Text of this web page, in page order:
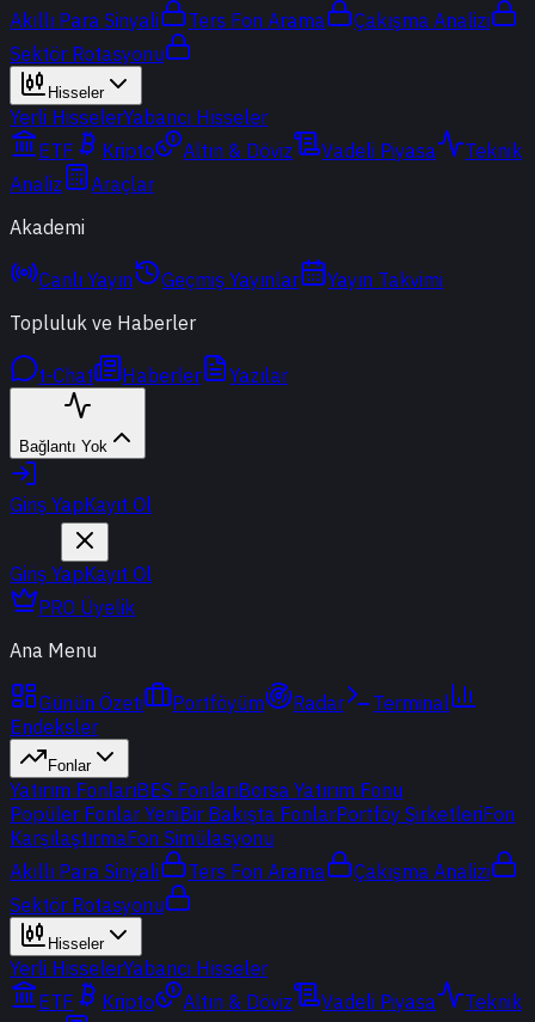
Akıllı Para Sinyali
Ters Fon Arama
Çakışma Analizi
Sektör Rotasyonu
Hisseler
Yerli HisselerYabancı Hisseler
ETF
Kripto Altın & Döviz Vadeli Piyasa
Teknik
Analiz
Araçlar
Akademi
Canlı Yayın Geçmiş Yayınlar
Yayın Takvimi
Topluluk ve Haberler
t-Chat Haberler Yazılar
Bağlantı Yok
Giriş YapKayıt Ol
Giriş YapKayıt Ol
PRO Üyelik
Ana Menu
Günün Özeti Portföyüm Radar
Terminal
Endeksler
Fonlar
Yatırım FonlarıBES FonlarıBorsa Yatırım Fonu
Popüler Fonlar YeniBir Bakışta FonlarPortföy ŞirketleriFon
KarşılaştırmaFon Simülasyonu
Akıllı Para Sinyali
Ters Fon Arama
Çakışma Analizi
Sektör Rotasyonu
Hisseler
Yerli HisselerYabancı Hisseler
ETF
Kripto Altın & Döviz Vadeli Piyasa
Teknik